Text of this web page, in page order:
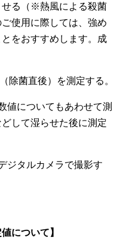
せる（※熱風による殺菌
使用に際しては、強め
をおすすめします。成
除菌直後）を測定する。
値についてもあわせて測
して湿らせた後に測定
ジタルカメラで撮影す
について】